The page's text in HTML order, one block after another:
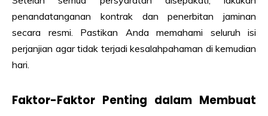
penandatanganan kontrak dan penerbitan jaminan
secara resmi. Pastikan Anda memahami seluruh isi
perjanjian agar tidak terjadi kesalahpahaman di kemudian
hari.
Faktor-Faktor Penting dalam Membuat